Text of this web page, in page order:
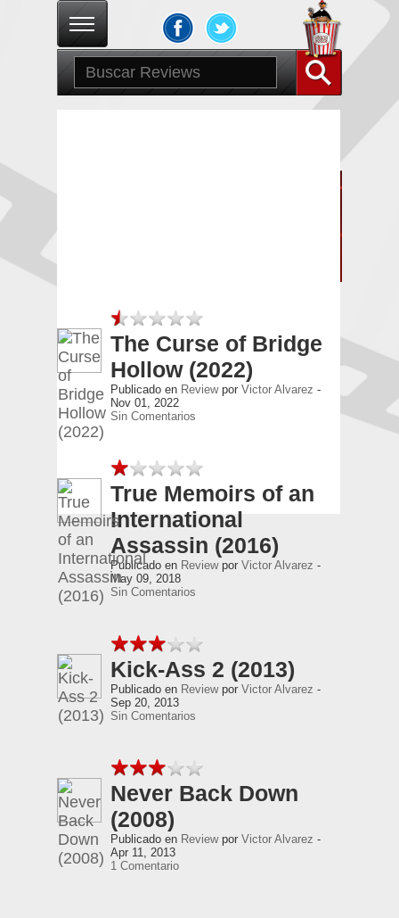
The Curse of Bridge
Hollow (2022)
Publicado en Reviewpor Victor Alvarez -
Nov 01, 2022
Sin Comentarios
True Memoirs of an
International
Assassin (2016)
Publicado en Reviewpor Victor Alvarez -
May 09, 2018
Sin Comentarios
Kick-Ass 2 (2013)
Publicado en Reviewpor Victor Alvarez -
Sep 20, 2013
Sin Comentarios
Never Back Down
(2008)
Publicado en Reviewpor Victor Alvarez -
Apr 11, 2013
1 Comentario